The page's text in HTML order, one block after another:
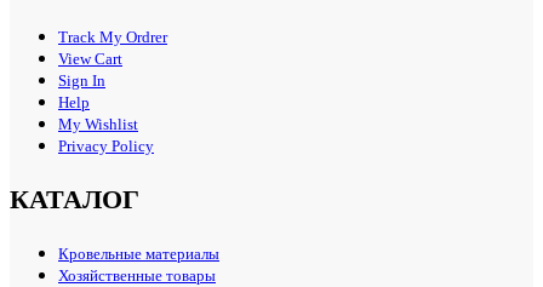
Track My Ordrer
View Cart
Sign In
Help
My Wishlist
Privacy Policy
КАТАЛОГ
Кровельные материалы
Хозяйственные товары